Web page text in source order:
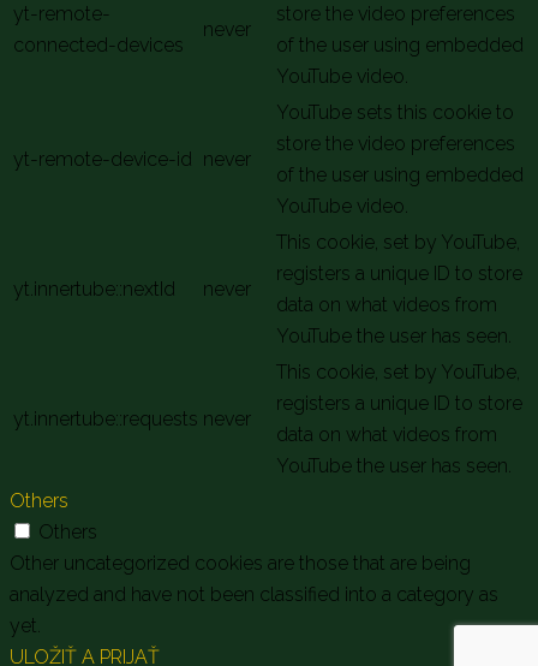
yt-remote-
connected-devices
never
store the video preferences
of the user using embedded
YouTube video.
yt-remote-device-id never
YouTube sets this cookie to
store the video preferences
of the user using embedded
YouTube video.
yt.innertube::nextId never
This cookie, set by YouTube,
registers a unique ID to store
data on what videos from
YouTube the user has seen.
yt.innertube::requests never
This cookie, set by YouTube,
registers a unique ID to store
data on what videos from
YouTube the user has seen.
Others
Others
Other uncategorized cookies are those that are being
analyzed and have not been classified into a category as
yet.
ULOŽIŤ A PRIJAŤ